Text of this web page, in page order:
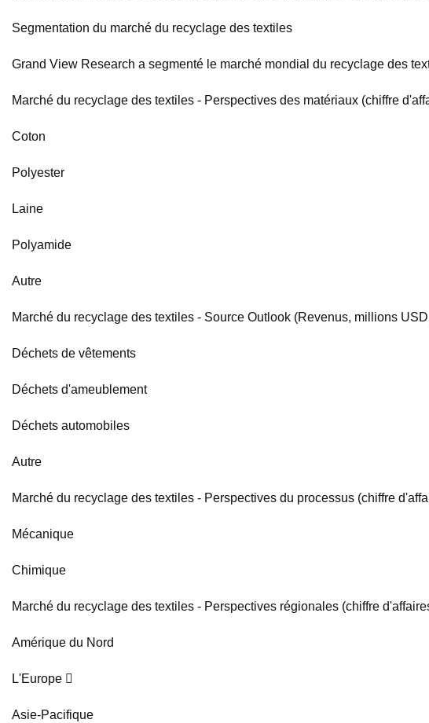
Segmentation du marché du recyclage des textiles
Grand View Research a segmenté le marché mondial du recyclage des
Marché du recyclage des textiles - Perspectives des matériaux (chiffre
Coton
Polyester
Laine
Polyamide
Autre
Marché du recyclage des textiles - Source Outlook (Revenus, millions
Déchets de vêtements
Déchets d'ameublement
Déchets automobiles
Autre
Marché du recyclage des textiles - Perspectives du processus (chiffre
Mécanique
Chimique
Marché du recyclage des textiles - Perspectives régionales (chiffre
Amérique du Nord
L'Europe 
Asie-Pacifique